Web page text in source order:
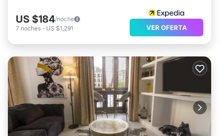
US $184/noche
7 noches - US $1,291 VER OFERTA